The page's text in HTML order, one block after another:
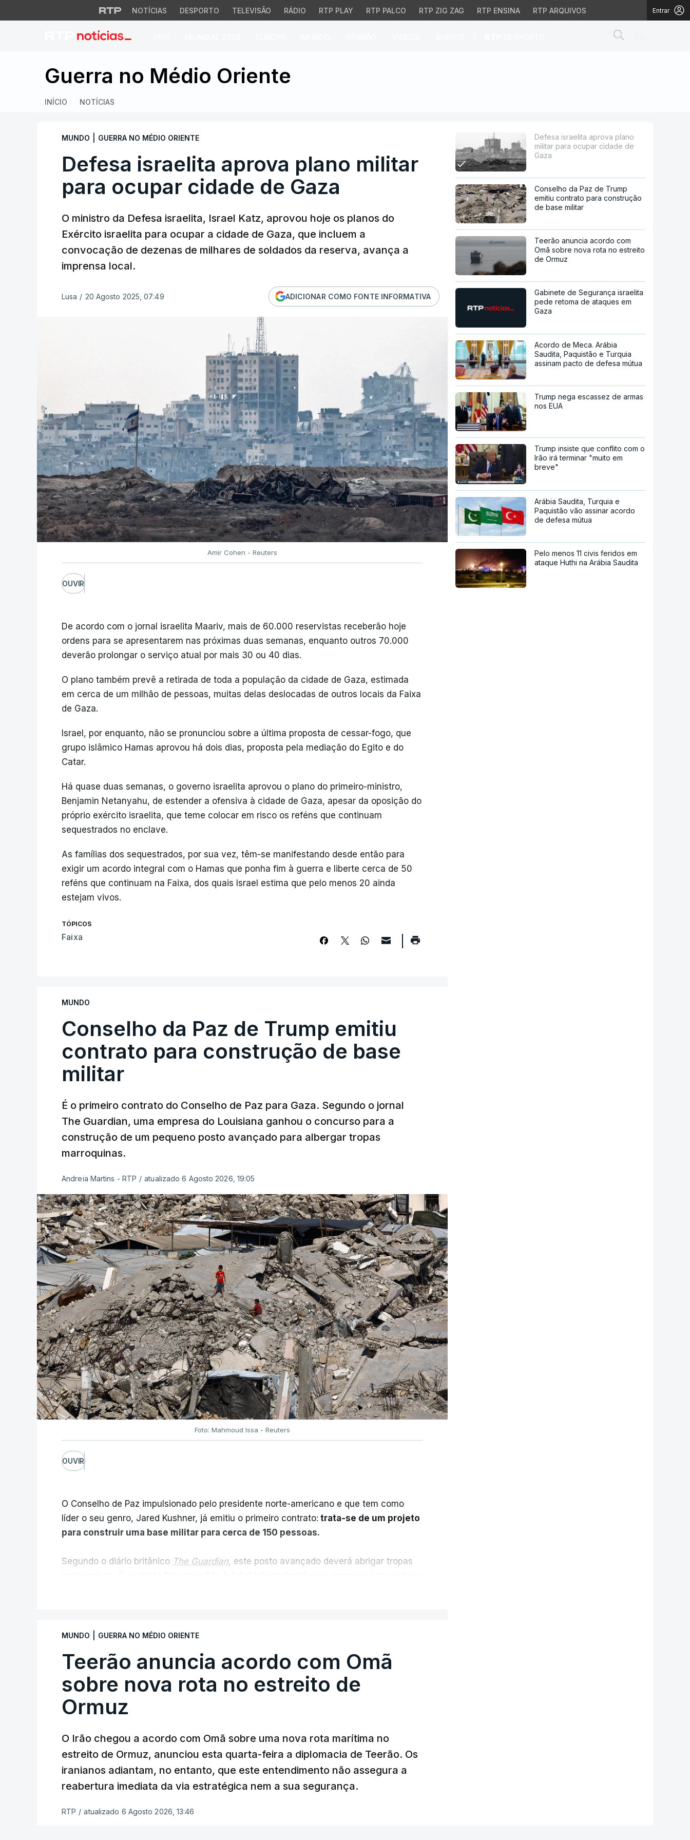
NOTÍCIAS DESPORTO TELEVISÃO RÁDIO RTP PLAY RTP PALCO RTP ZIG ZAG RTP ENSINA RTP ARQUIVOS Entrar
Defesa israelita aprova plano militar para ocupar cidade de Gaza
Guerra no Médio Oriente
INÍCIO NOTÍCIAS
MUNDO GUERRA NO MÉDIO ORIENTE
Defesa israelita aprova plano militar
para ocupar cidade de Gaza
O ministro da Defesa israelita, Israel Katz, aprovou hoje os planos do
Exército israelita para ocupar a cidade de Gaza, que incluem a
convocação de dezenas de milhares de soldados da reserva, avança a
imprensa local.
Lusa / 20 Agosto 2025, 07:49 ADICIONAR COMO FONTE INFORMATIVA
Amir Cohen - Reuters
OUVIR
De acordo com o jornal israelita Maariv, mais de 60.000 reservistas receberão hoje
ordens para se apresentarem nas próximas duas semanas, enquanto outros 70.000
deverão prolongar o serviço atual por mais 30 ou 40 dias.
O plano também prevê a retirada de toda a população da cidade de Gaza, estimada
em cerca de um milhão de pessoas, muitas delas deslocadas de outros locais da Faixa
de Gaza.
Israel, por enquanto, não se pronunciou sobre a última proposta de cessar-fogo, que
grupo islâmico Hamas aprovou há dois dias, proposta pela mediação do Egito e do
Catar.
Há quase duas semanas, o governo israelita aprovou o plano do primeiro-ministro,
Benjamin Netanyahu, de estender a ofensiva à cidade de Gaza, apesar da oposição do
próprio exército israelita, que teme colocar em risco os reféns que continuam
sequestrados no enclave.
As famílias dos sequestrados, por sua vez, têm-se manifestando desde então para
exigir um acordo integral com o Hamas que ponha fim à guerra e liberte cerca de 50
reféns que continuam na Faixa, dos quais Israel estima que pelo menos 20 ainda
estejam vivos.
TÓPICOS
Faixa
MUNDO
Conselho da Paz de Trump emitiu
contrato para construção de base
militar
É o primeiro contrato do Conselho de Paz para Gaza. Segundo o jornal
The Guardian, uma empresa do Louisiana ganhou o concurso para a
construção de um pequeno posto avançado para albergar tropas
marroquinas.
Andreia Martins - RTP / atualizado 6 Agosto 2026, 19:05
Foto: Mahmoud Issa - Reuters
OUVIR
O Conselho de Paz impulsionado pelo presidente norte-americano e que tem como
líder o seu genro, Jared Kushner, já emitiu o primeiro contrato: trata-se de um projeto
para construir uma base militar para cerca de 150 pessoas.
Segundo o diário britânico The Guardian, este posto avançado deverá abrigar tropas
Com uma área muito reduzida,esta pequena base militar deverá ficar nos 60 por
fronteira com Israel. Permite, desta forma, uma extração rápida em caso de
ataque.
Segundo um funcionário do Conselho de Paz, a organização está na “fase final de
Força Internacional de Estabilização”.
“Este contrato será um dos muitos essenciais para o futuro de Gaza”, acrescenta este
funcionário.
MUNDO GUERRA NO MÉDIO ORIENTE
Teerão anuncia acordo com Omã
sobre nova rota no estreito de
Ormuz
O Irão chegou a acordo com Omã sobre uma nova rota marítima no
estreito de Ormuz, anunciou esta quarta-feira a diplomacia de Teerão. Os
iranianos adiantam, no entanto, que este entendimento não assegura a
reabertura imediata da via estratégica nem a sua segurança.
RTP / atualizado 6 Agosto 2026, 13:46
Defesa israelita aprova plano
militar para ocupar cidade de
Gaza
Conselho da Paz de Trump
emitiu contrato para construção
de base militar
Teerão anuncia acordo com
Omã sobre nova rota no estreito
de Ormuz
Gabinete de Segurança israelita
pede retoma de ataques em
Gaza
Acordo de Meca. Arábia
Saudita, Paquistão e Turquia
assinam pacto de defesa mútua
Trump nega escassez de armas
nos EUA
Trump insiste que conflito com o
Irão irá terminar "muito em
breve"
Arábia Saudita, Turquia e
Paquistão vão assinar acordo
de defesa mútua
Pelo menos 11 civis feridos em
ataque Huthi na Arábia Saudita